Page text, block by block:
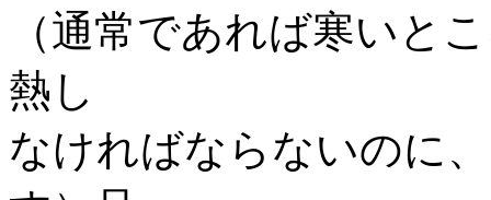
（通常であれば寒いと
熱し
なければならないのに